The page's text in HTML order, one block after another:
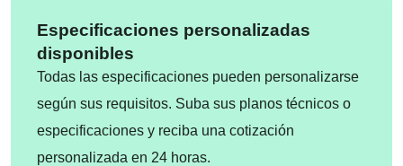
Especificaciones personalizadas
disponibles
Todas las especificaciones pueden personalizarse
según sus requisitos. Suba sus planos técnicos o
especificaciones y reciba una cotización
personalizada en 24 horas.